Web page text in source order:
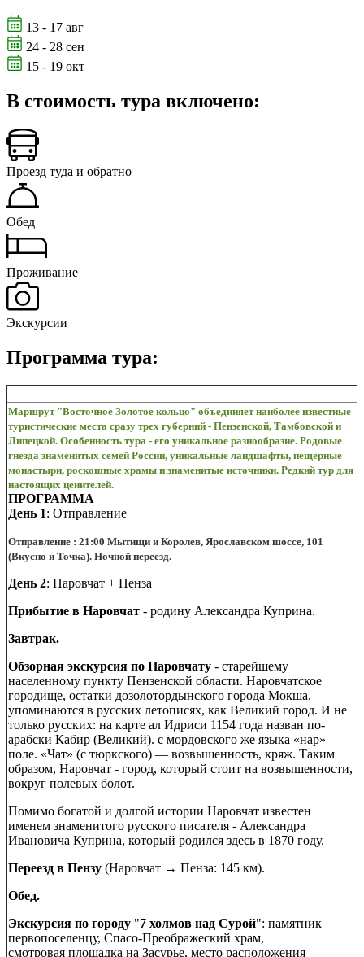
13 - 17 авг
24 - 28 сен
15 - 19 окт
В стоимость тура включено:
Проезд туда и обратно
Обед
Проживание
Экскурсии
Программа тура:
Маршрут "Восточное Золотое кольцо" объединяет наиболее известные
туристические места сразу трех губерний - Пензенской, Тамбовской и
Липецкой. Особенность тура - его уникальное разнообразие. Родовые
гнезда знаменитых семей России, уникальные ландшафты, пещерные
монастыри, роскошные храмы и знаменитые источники. Редкий тур для
настоящих ценителей.
ПРОГРАММА
День 1: Отправление
Отправление : 21:00 Мытищи и Королев, Ярославском шоссе, 101
(Вкусно и Точка). Ночной переезд.
День 2: Наровчат + Пенза
Прибытие в Наровчат - родину Александра Куприна.
Завтрак.
Обзорная экскурсия по Наровчату - старейшему
населенному пункту Пензенской области. Наровчатское
городище, остатки дозолотордынского города Мокша,
упоминаются в русских летописях, как Великий город. И не
только русских: на карте ал Идриси 1154 года назван по-
арабски Кабир (Великий). с мордовского же языка «нар» —
поле. «Чат» (с тюркского) — возвышенность, кряж. Таким
образом, Наровчат - город, который стоит на возвышенности,
вокруг полевых болот.
Помимо богатой и долгой истории Наровчат известен
именем знаменитого русского писателя - Александра
Ивановича Куприна, который родился здесь в 1870 году.
Переезд в Пензу (Наровчат → Пенза: 145 км).
Обед.
Экскурсия по городу "7 холмов над Сурой": памятник
первопоселенцу, Спасо-Преображеский храм,
смотровая площадка на Засурье, место расположения